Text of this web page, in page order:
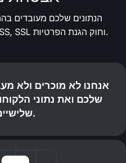
הנתונים שלכם מעובדים
עולמיים, כולל PCI DSS, SSL וחוק הגנת הפרטיות.
אנחנו לא מוכרים ולא
שלכם ואת נתוני
שלישיים.